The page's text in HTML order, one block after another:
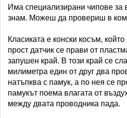
Има специализирани чипове за
знам. Можеш да провериш в
Класиката е конски косъм,
прост датчик се прави от
запушен край. В този край се
милиметра един от друг два
натъпква с памук, а по нея се
памукът поема влагата от
между двата проводника пада.